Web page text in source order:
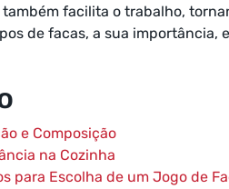
facilita o trabalho,
de facas, a sua importância,
e Composição
na Cozinha
para Escolha de um Jogo de